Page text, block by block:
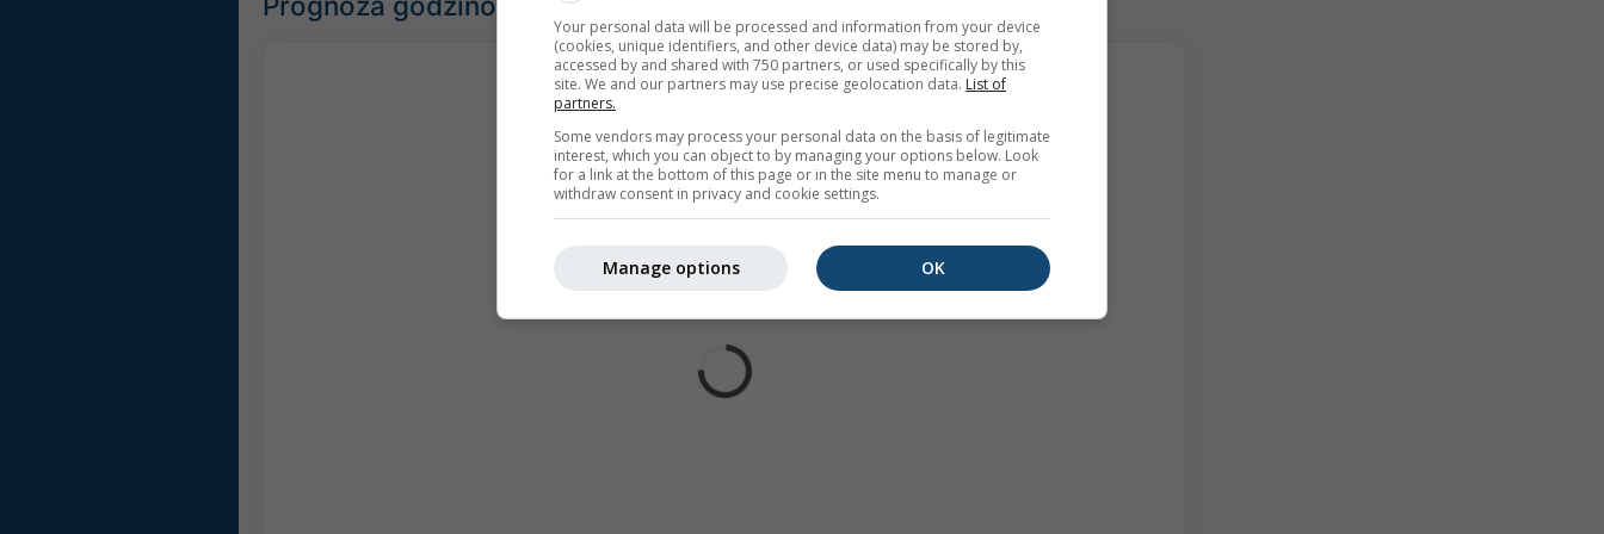
Your personal data will be processed and information from your device
(cookies, unique identifiers, and other device data) may be stored by,
accessed by and shared with 750 partners, or used specifically by this
site. We and our partners may use precise geolocation data. List of
partners.
Some vendors may process your personal data on the basis of legitimate
interest, which you can object to by managing your options below. Look
for a link at the bottom of this page or in the site menu to manage or
withdraw consent in privacy and cookie settings.
OK
Manage options